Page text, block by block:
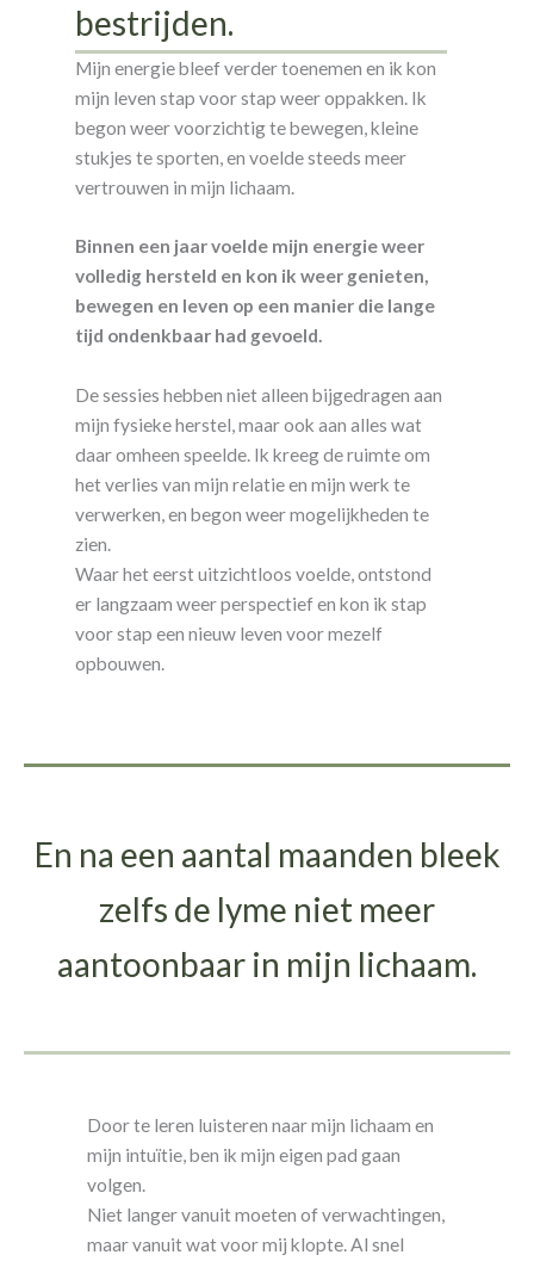
bestrijden.
Mijn energie bleef verder toenemen en ik kon
mijn leven stap voor stap weer oppakken. Ik
begon weer voorzichtig te bewegen, kleine
stukjes te sporten, en voelde steeds meer
vertrouwen in mijn lichaam.
Binnen een jaar voelde mijn energie weer
volledig hersteld en kon ik weer genieten,
bewegen en leven op een manier die lange
tijd ondenkbaar had gevoeld.
De sessies hebben niet alleen bijgedragen aan
mijn fysieke herstel, maar ook aan alles wat
daar omheen speelde. Ik kreeg de ruimte om
het verlies van mijn relatie en mijn werk te
verwerken, en begon weer mogelijkheden te
zien.
Waar het eerst uitzichtloos voelde, ontstond
er langzaam weer perspectief en kon ik stap
voor stap een nieuw leven voor mezelf
opbouwen.
En na een aantal maanden bleek
zelfs de lyme niet meer
aantoonbaar in mijn lichaam.
Door te leren luisteren naar mijn lichaam en
mijn intuïtie, ben ik mijn eigen pad gaan
volgen.
Niet langer vanuit moeten of verwachtingen,
maar vanuit wat voor mij klopte. Al snel